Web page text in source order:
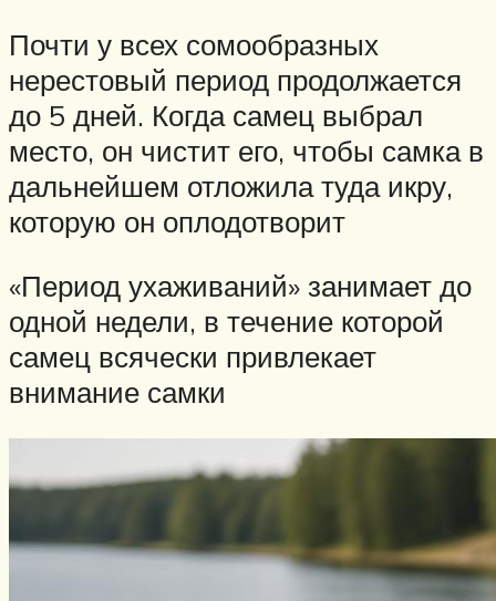
Почти у всех сомообразных
нерестовый период продолжается
до 5 дней. Когда самец выбрал
место, он чистит его, чтобы самка в
дальнейшем отложила туда икру,
которую он оплодотворит
«Период ухаживаний» занимает до
одной недели, в течение которой
самец всячески привлекает
внимание самки